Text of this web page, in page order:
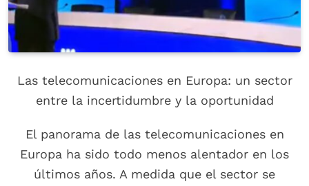
Las telecomunicaciones en Europa: un sector
entre la incertidumbre y la oportunidad
El panorama de las telecomunicaciones en
Europa ha sido todo menos alentador en los
últimos años. A medida que el sector se